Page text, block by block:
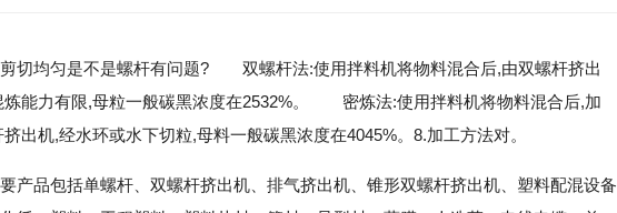
切均匀是不是螺杆有问题? 双螺杆法:使用拌料机将物料混合后,由双螺杆挤出
炼能力有限,母粒一般碳黑浓度在2532%。 密炼法:使用拌料机将物料混合后,加
出机,经水环或水下切粒,母料一般碳黑浓度在4045%。8.加工方法对。
产品包括单螺杆、双螺杆挤出机、排气挤出机、锥形双螺杆挤出机、塑料配混设备